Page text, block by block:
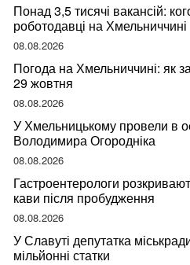
Понад 3,5 тисячі вакансій:
роботодавці на Хмельниччині
08.08.2026
Погода на Хмельниччині: як
29 жовтня
08.08.2026
У Хмельницькому провели в
Володимира Огородніка
08.08.2026
Гастроентерологи
кави після пробудження
08.08.2026
У Славуті депутатка
мільйонні статки